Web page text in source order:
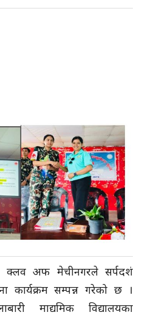
क्लव अफ मेचीनगरले सर्पदशं
कार्यक्रम सम्पन्न गरेको छ ।
माद्यमिक विद्यालयका